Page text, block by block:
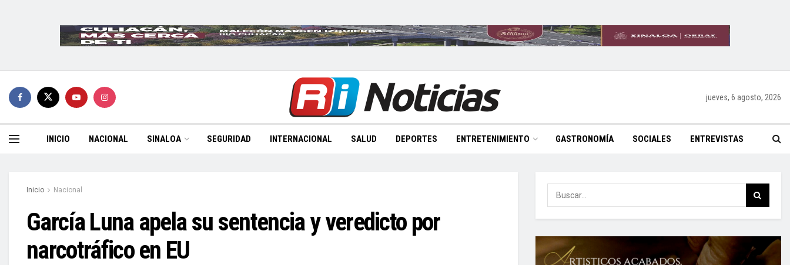
jueves, 6 agosto, 2026
INICIO NACIONAL SINALOA SEGURIDAD INTERNACIONAL SALUD DEPORTES ENTRETENIMIENTO GASTRONOMÍA SOCIALES ENTREVISTAS
Inicio Nacional
García Luna apela su sentencia y veredicto por
narcotráfico en EU